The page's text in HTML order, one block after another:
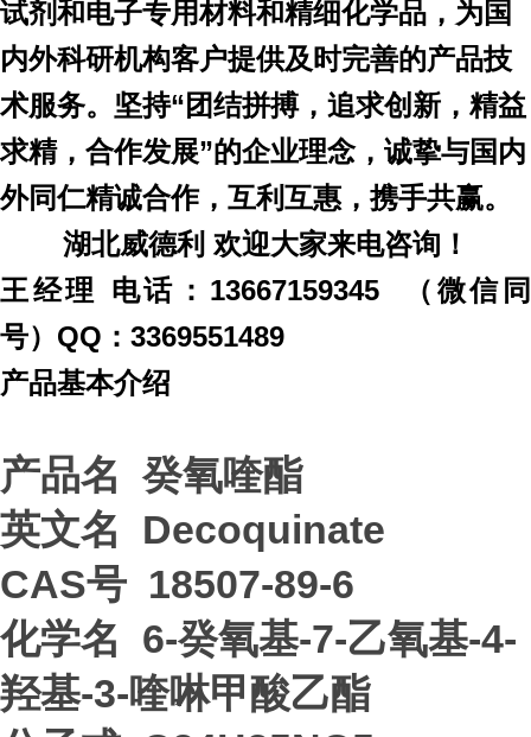
试剂和电子专用材料和精细化学品，为国
内外科研机构客户提供及时完善的产品技
术服务。坚持“团结拼搏，追求创新 ，精益
求精，合作发展”的企业理念，诚挚与国内
外同仁精诚合作，互利互惠，携手共赢。
湖北威德利 欢迎大家来电咨询！
王经理
电话： 13667159345 （微信同
号） QQ：3369551489
产品基本介绍
产品名 癸氧喹酯
英文名 Decoquinate
CAS号 18507-89-6
化学名 6-癸氧基-7-乙氧基-4-
羟基-3-喹啉甲酸乙酯